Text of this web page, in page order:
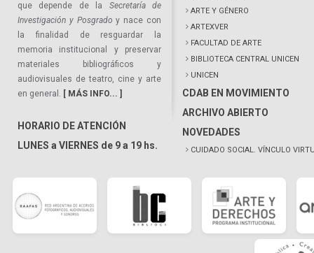
que depende de la Secretaría de
Investigación y Posgrado y nace con
la finalidad de resguardar la
memoria institucional y preservar
materiales bibliográficos y
audiovisuales de teatro, cine y arte
en general. [ MÁS INFO... ]
HORARIO DE ATENCIÓN
LUNES a VIERNES de 9 a 19 hs.
ARTE Y GÉNERO
ARTEXVER
FACULTAD DE ARTE
BIBLIOTECA CENTRAL UNICEN
UNICEN
CDAB EN MOVIMIENTO
ARCHIVO ABIERTO
NOVEDADES
CUIDADO SOCIAL. VÍNCULO